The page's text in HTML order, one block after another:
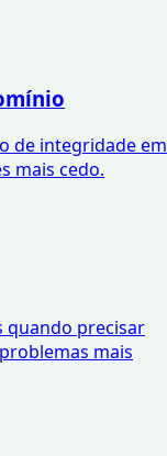
de integridade em
mais cedo.
quando precisar
mais